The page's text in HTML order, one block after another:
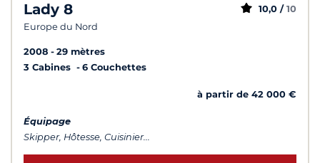
Lady 8
Europe du Nord
10,0 / 10
2008
29 mètres
3 Cabines
6 Couchettes
à partir de 42 000 €
Équipage
Skipper, Hôtesse, Cuisinier...